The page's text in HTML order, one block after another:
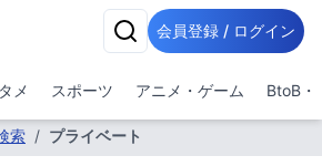
会員登録 / ログイン
メ スポーツ アニメ・ゲーム BtoB・
索 / プライベート